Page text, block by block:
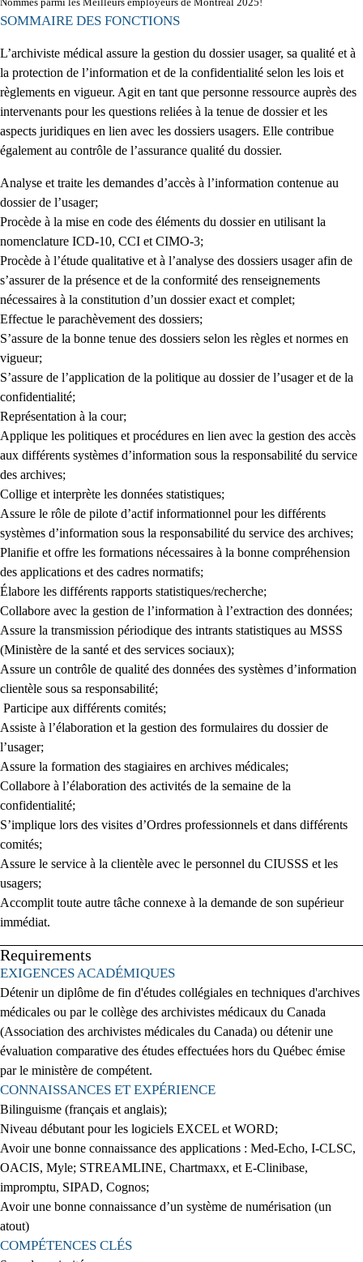
SOMMAIRE DES FONCTIONS
L’archiviste médical assure la gestion du dossier usager, sa qualité et à
la protection de l’information et de la confidentialité selon les lois et
règlements en vigueur. Agit en tant que personne ressource auprès des
intervenants pour les questions reliées à la tenue de dossier et les
aspects juridiques en lien avec les dossiers usagers. Elle contribue
également au contrôle de l’assurance qualité du dossier.
Analyse et traite les demandes d’accès à l’information contenue au
dossier de l’usager;
Procède à la mise en code des éléments du dossier en utilisant la
nomenclature ICD-10, CCI et CIMO-3;
Procède à l’étude qualitative et à l’analyse des dossiers usager afin de
s’assurer de la présence et de la conformité des renseignements
nécessaires à la constitution d’un dossier exact et complet;
Effectue le parachèvement des dossiers;
S’assure de la bonne tenue des dossiers selon les règles et normes en
vigueur;
S’assure de l’application de la politique au dossier de l’usager et de la
confidentialité;
Représentation à la cour;
Applique les politiques et procédures en lien avec la gestion des accès
aux différents systèmes d’information sous la responsabilité du service
des archives;
Collige et interprète les données statistiques;
Assure le rôle de pilote d’actif informationnel pour les différents
systèmes d’information sous la responsabilité du service des archives;
Planifie et offre les formations nécessaires à la bonne compréhension
des applications et des cadres normatifs;
Élabore les différents rapports statistiques/recherche;
Collabore avec la gestion de l’information à l’extraction des données;
Assure la transmission périodique des intrants statistiques au MSSS
(Ministère de la santé et des services sociaux);
Assure un contrôle de qualité des données des systèmes d’information
clientèle sous sa responsabilité;
Participe aux différents comités;
Assiste à l’élaboration et la gestion des formulaires du dossier de
l’usager;
Assure la formation des stagiaires en archives médicales;
Collabore à l’élaboration des activités de la semaine de la
confidentialité;
S’implique lors des visites d’Ordres professionnels et dans différents
comités;
Assure le service à la clientèle avec le personnel du CIUSSS et les
usagers;
Accomplit toute autre tâche connexe à la demande de son supérieur
immédiat.
Requirements
Press space or enter keys to toggle section visibility
EXIGENCES ACADÉMIQUES
Détenir un diplôme de fin d'études collégiales en techniques d'archives
médicales ou par le collège des archivistes médicaux du Canada
(Association des archivistes médicales du Canada) ou détenir une
évaluation comparative des études effectuées hors du Québec émise
par le ministère de compétent.
CONNAISSANCES ET EXPÉRIENCE
Bilinguisme (français et anglais);
Niveau débutant pour les logiciels EXCEL et WORD;
Avoir une bonne connaissance des applications : Med-Echo, I-CLSC,
OACIS, Myle; STREAMLINE, Chartmaxx, et E-Clinibase,
impromptu, SIPAD, Cognos;
Avoir une bonne connaissance d’un système de numérisation (un
atout)
COMPÉTENCES CLÉS